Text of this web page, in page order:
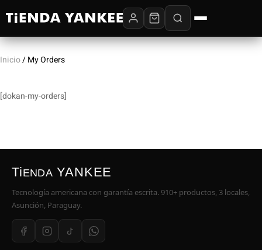
Inicio/ My Orders
[dokan-my-orders]
TiENDA YANKEE
Tecnología americana con garantía escrita. 910+ productos, 3 locales,
Asunción, Paraguay.